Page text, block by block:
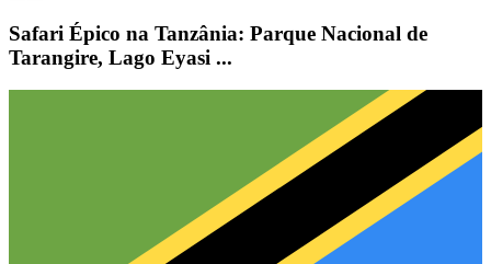
Safari Épico na Tanzânia: Parque Nacional de
Tarangire, Lago Eyasi ...